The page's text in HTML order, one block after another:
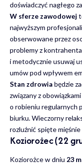
doświadczyć nagłego
W sferze zawodowej
najwyższym
obserwowane przez
problemy z
i metodycznie usuwaj
umów pod wpływem
Stan zdrowia będzie
związany z
o robieniu regularnych
biurku. Wieczorny
rozluźnić spięte mięśnie
Koziorożec (22
Koziorożce w dniu 23